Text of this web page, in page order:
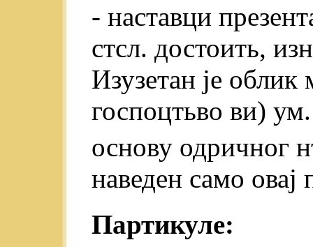
- наставци
стсл. достоить,
Изузетан je облик
госпоцтьво ви)
основу одричног
наведен само овај
Партикуле: